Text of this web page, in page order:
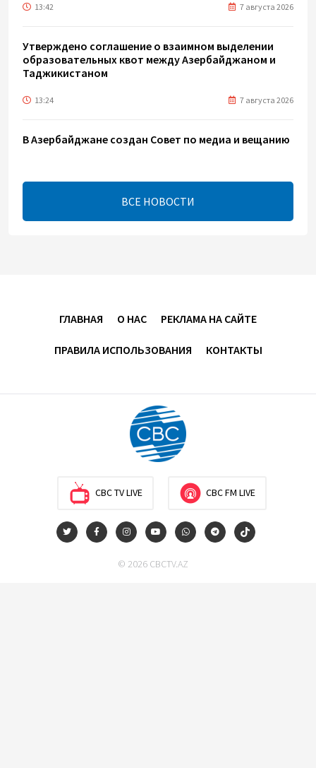
13:42 7 августа 2026
Утверждено соглашение о взаимном выделении
образовательных квот между Азербайджаном и
Таджикистаном
13:24 7 августа 2026
В Азербайджане создан Совет по медиа и вещанию
13:16 7 августа 2026
ЕАЭС расширяет финансовый рынок и вводит
экономики и наращивает взаимную торговлю –
электронной торговли и общего рынка - Турчин
финансирования промкооперации в ЕАЭС
ВСЕ НОВОСТИ
ГЛАВНАЯ О НАС РЕКЛАМА НА САЙТЕ
ПРАВИЛА ИСПОЛЬЗОВАНИЯ КОНТАКТЫ
CBC TV LIVE CBC FM LIVE
© 2026 CBCTV.AZ